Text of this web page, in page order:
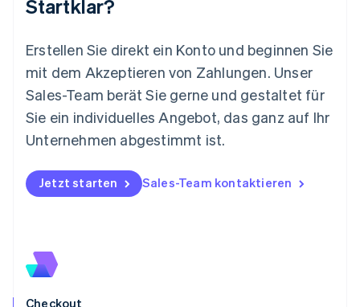
Startklar?
Erstellen Sie direkt ein Konto und beginnen Sie
mit dem Akzeptieren von Zahlungen. Unser
Sales-Team berät Sie gerne und gestaltet für
Sie ein individuelles Angebot, das ganz auf Ihr
Unternehmen abgestimmt ist.
Jetzt starten Sales-Team kontaktieren
Checkout
Malta
Mexiko
Neuseeland
English
Niederlande
Nederlands English
Norwegen
Österreich
DeutschEnglish
Português
Rumänien